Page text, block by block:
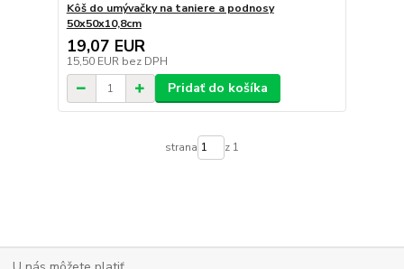
Kôš do umývačky na taniere a podnosy
50x50x10,8cm
19,07 EUR
15,50 EUR bez DPH
Pridať do košíka
strana z 1